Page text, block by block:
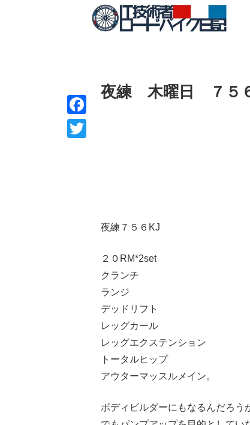
夜練 木曜日 ７５
夜練７５６KJ
２０RM*2set
クランチ
ランジ
デッドリフト
レッグカール
レッグエクステンション
トータルヒップ
アウターマッスルメイン。
ボディビルダーにもなるんだろう
F